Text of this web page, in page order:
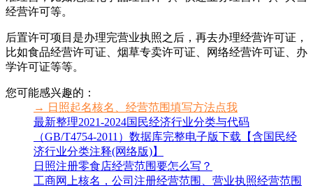
经营许可等。
后置许可项目是办理完营业执照之后，再去办理经营许可证，
比如食品经营许可证、烟草专卖许可证、网络经营许可证、办
学许可证等等。
您可能感兴趣的：
→ 日照起名核名、经营范围填写方法点我
最新整理2021-2024国民经济行业分类与代码
（GB/T4754-2011）数据库完整电子版下载【含国民经
济行业分类注释(网络版)】
日照注册零食店经营范围要怎么写？
工商网上核名，公司注册经营范围、营业执照经营范围